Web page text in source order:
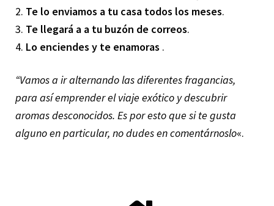
2. Te lo enviamos a tu casa todos los meses.
3. Te llegará a a tu buzón de correos.
4. Lo enciendes y te enamoras .
“Vamos a ir alternando las diferentes fragancias,
para así emprender el viaje exótico y descubrir
aromas desconocidos. Es por esto que si te gusta
alguno en particular, no dudes en comentárnoslo«.